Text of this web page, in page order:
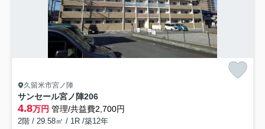
久留米市宮ノ陣
サンセール宮ノ陣206
4.8万円 管理/共益費2,700円
2階 / 29.58㎡ / 1R /築12年